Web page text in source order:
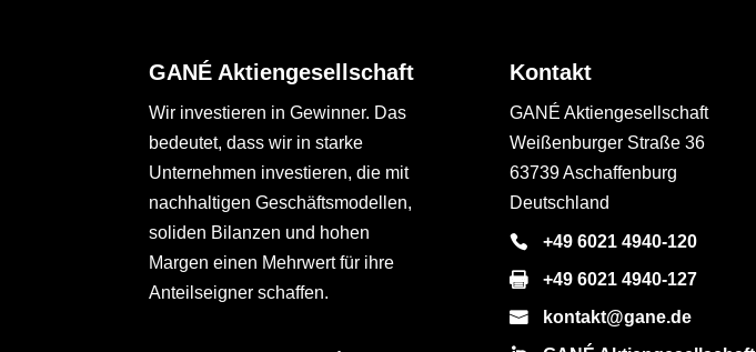
GANÉ Aktiengesellschaft
Wir investieren in Gewinner. Das
bedeutet, dass wir in starke
Unternehmen investieren, die mit
nachhaltigen Geschäftsmodellen,
soliden Bilanzen und hohen
Margen einen Mehrwert für ihre
Anteilseigner schaffen.
Kontakt
GANÉ Aktiengesellschaft
Weißenburger Straße 36
63739 Aschaffenburg
Deutschland
+49 6021 4940-120
+49 6021 4940-127
kontakt@gane.de